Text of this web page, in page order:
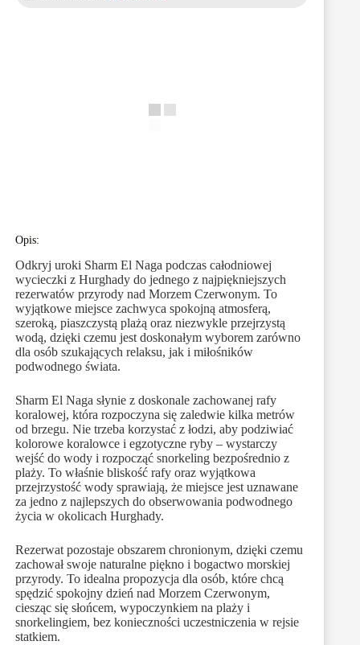
Opis:
Odkryj uroki Sharm El Naga podczas całodniowej
wycieczki z Hurghady do jednego z najpiękniejszych
rezerwatów przyrody nad Morzem Czerwonym. To
wyjątkowe miejsce zachwyca spokojną atmosferą,
szeroką, piaszczystą plażą oraz niezwykle przejrzystą
wodą, dzięki czemu jest doskonałym wyborem zarówno
dla osób szukających relaksu, jak i miłośników
podwodnego świata.
Sharm El Naga słynie z doskonale zachowanej rafy
koralowej, która rozpoczyna się zaledwie kilka metrów
od brzegu. Nie trzeba korzystać z łodzi, aby podziwiać
kolorowe koralowce i egzotyczne ryby – wystarczy
wejść do wody i rozpocząć snorkeling bezpośrednio z
plaży. To właśnie bliskość rafy oraz wyjątkowa
przejrzystość wody sprawiają, że miejsce jest uznawane
za jedno z najlepszych do obserwowania podwodnego
życia w okolicach Hurghady.
Rezerwat pozostaje obszarem chronionym, dzięki czemu
zachował swoje naturalne piękno i bogactwo morskiej
przyrody. To idealna propozycja dla osób, które chcą
spędzić spokojny dzień nad Morzem Czerwonym,
ciesząc się słońcem, wypoczynkiem na plaży i
snorkelingiem, bez konieczności uczestniczenia w rejsie
statkiem.